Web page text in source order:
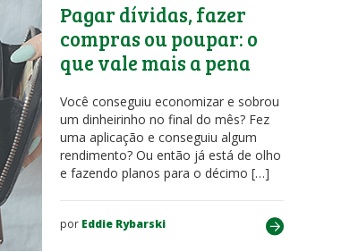
Pagar dívidas, fazer
compras ou poupar: o
que vale mais a pena
Você conseguiu economizar e sobrou
um dinheirinho no final do mês? Fez
uma aplicação e conseguiu algum
rendimento? Ou então já está de olho
e fazendo planos para o décimo […]
por Eddie Rybarski